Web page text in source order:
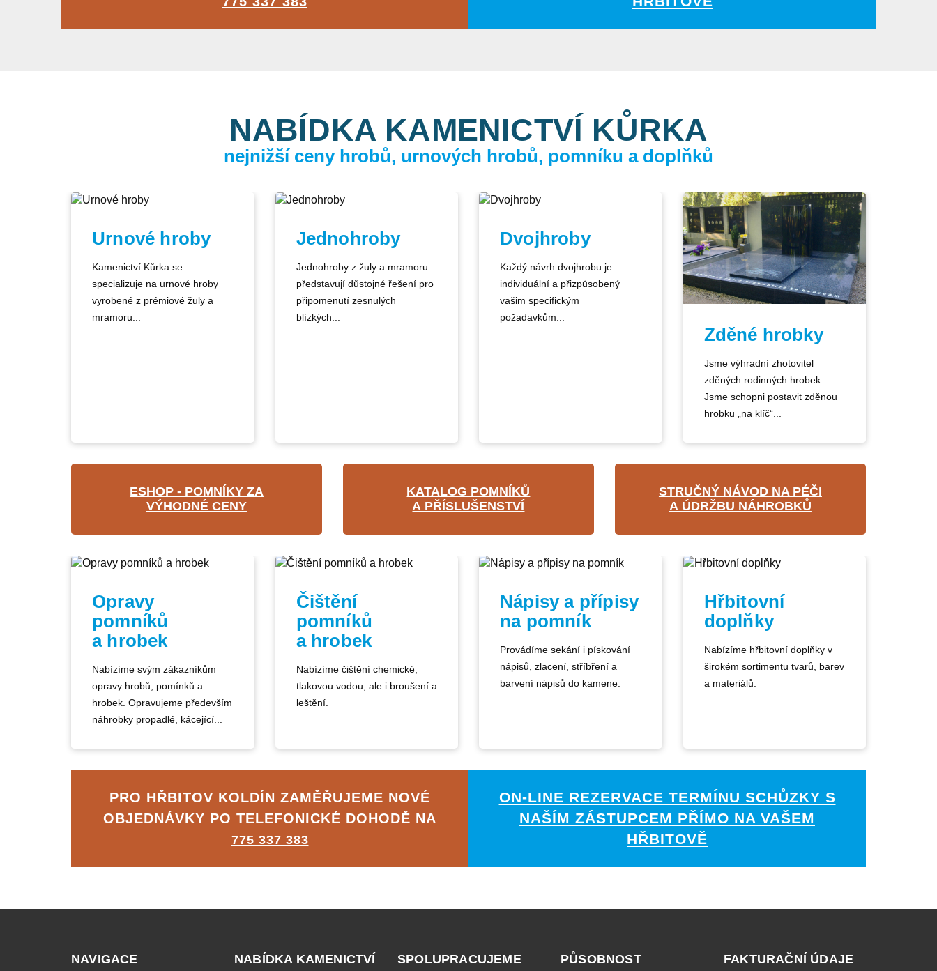
NABÍDKA KAMENICTVÍ KŮRKA
nejnižší ceny hrobů, urnových hrobů, pomníku a doplňků
Urnové hroby
Kamenictví Kůrka se
specializuje na urnové hroby
vyrobené z prémiové žuly a
mramoru...
Jednohroby
Jednohroby z žuly a mramoru
představují důstojné řešení pro
připomenutí zesnulých
blízkých...
Dvojhroby
Každý návrh dvojhrobu je
individuální a přizpůsobený
vašim specifickým
požadavkům...
Zděné hrobky
Jsme výhradní zhotovitel
zděných rodinných hrobek.
Jsme schopni postavit zděnou
hrobku „na klíč“...
ESHOP - POMNÍKY ZA
VÝHODNÉ CENY
KATALOG POMNÍKŮ
A PŘÍSLUŠENSTVÍ
STRUČNÝ NÁVOD NA PÉČI
A ÚDRŽBU NÁHROBKŮ
Opravy
pomníků
a hrobek
Nabízíme svým zákazníkům
opravy hrobů, pomínků a
hrobek. Opravujeme především
náhrobky propadlé, kácející...
Čištění
pomníků
a hrobek
Nabízíme čištění chemické,
tlakovou vodou, ale i broušení a
leštění.
Nápisy a přípisy
na pomník
Provádíme sekání i pískování
nápisů, zlacení, stříbření a
barvení nápisů do kamene.
Hřbitovní
doplňky
Nabízíme hřbitovní doplňky v
širokém sortimentu tvarů, barev
a materiálů.
PRO HŘBITOV KOLDÍN ZAMĚŘUJEME NOVÉ
OBJEDNÁVKY PO TELEFONICKÉ DOHODĚ NA
775 337 383
ON-LINE REZERVACE TERMÍNU SCHŮZKY S
NAŠÍM ZÁSTUPCEM PŘÍMO NA VAŠEM
HŘBITOVĚ
NAVIGACE NABÍDKA KAMENICTVÍ SPOLUPRACUJEME PŮSOBNOST FAKTURAČNÍ ÚDAJE